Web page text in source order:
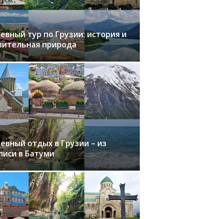
тур по Грузии: история и
природа
отдых в Грузии – из
в Батуми